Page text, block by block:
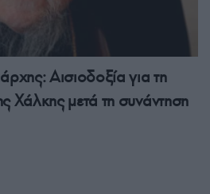
Αισιοδοξία για τη
Χάλκης μετά τη συνάντηση